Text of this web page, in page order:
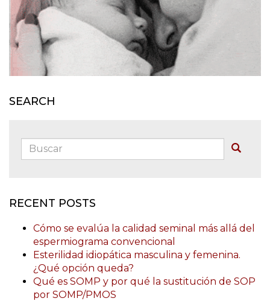
SEARCH
Buscar:
RECENT POSTS
Cómo se evalúa la calidad seminal más allá del
espermiograma convencional
Esterilidad idiopática masculina y femenina.
¿Qué opción queda?
Qué es SOMP y por qué la sustitución de SOP
por SOMP/PMOS